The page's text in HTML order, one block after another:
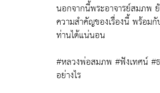
นอกจากนี้พระอาจารย์สมภพ
ความสำคัญของเรื่องนี้ พร้อม
ท่านได้แน่นอน
#หลวงพ่อสมภพ #ฟังเทศน์ #
อย่างไร